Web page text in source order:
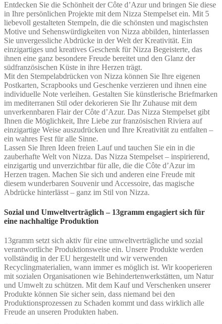
Entdecken Sie die Schönheit der Côte d’Azur und bringen Sie diese
in Ihre persönlichen Projekte mit dem Nizza Stempelset ein. Mit 5
liebevoll gestalteten Stempeln, die die schönsten und magischsten
Motive und Sehenswürdigkeiten von Nizza abbilden, hinterlassen
Sie unvergessliche Abdrücke in der Welt der Kreativität. Ein
einzigartiges und kreatives Geschenk für Nizza Begeisterte, das
ihnen eine ganz besondere Freude bereitet und den Glanz der
südfranzösischen Küste in ihre Herzen trägt.
Mit den Stempelabdrücken von Nizza können Sie Ihre eigenen
Postkarten, Scrapbooks und Geschenke verzieren und ihnen eine
individuelle Note verleihen. Gestalten Sie künstlerische Briefmarken
im mediterranen Stil oder dekorieren Sie Ihr Zuhause mit dem
unverkennbaren Flair der Côte d’Azur. Das Nizza Stempelset gibt
Ihnen die Möglichkeit, Ihre Liebe zur französischen Riviera auf
einzigartige Weise auszudrücken und Ihre Kreativität zu entfalten –
ein wahres Fest für alle Sinne.
Lassen Sie Ihren Ideen freien Lauf und tauchen Sie ein in die
zauberhafte Welt von Nizza. Das Nizza Stempelset – inspirierend,
einzigartig und unverzichtbar für alle, die die Côte d’Azur im
Herzen tragen. Machen Sie sich und anderen eine Freude mit
diesem wunderbaren Souvenir und Accessoire, das magische
Abdrücke hinterlässt – ganz im Stil von Nizza.
Sozial und Umweltverträglich – 13gramm engagiert sich für
eine nachhaltige Produktion
13gramm setzt sich aktiv für eine umweltverträgliche und sozial
verantwortliche Produktionsweise ein. Unsere Produkte werden
vollständig in der EU hergestellt und wir verwenden
Recyclingmaterialien, wann immer es möglich ist. Wir kooperieren
mit sozialen Organisationen wie Behindertenwerkstätten, um Natur
und Umwelt zu schützen. Mit dem Kauf und Verschenken unserer
Produkte können Sie sicher sein, dass niemand bei den
Produktionsprozessen zu Schaden kommt und dass wirklich alle
Freude an unseren Produkten haben.